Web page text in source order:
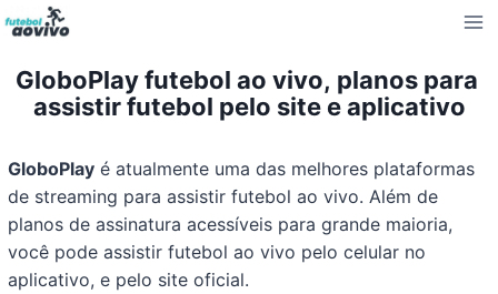
Pular
para
Conteúdo
GloboPlay futebol ao vivo, planos para
assistir futebol pelo site e aplicativo
GloboPlay é atualmente uma das melhores plataformas
de streaming para assistir futebol ao vivo. Além de
planos de assinatura acessíveis para grande maioria,
você pode assistir futebol ao vivo pelo celular no
aplicativo, e pelo site oficial.